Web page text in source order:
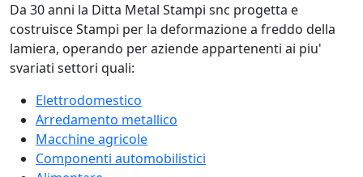
Da 30 anni la Ditta Metal Stampi snc progetta e
costruisce Stampi per la deformazione a freddo della
lamiera, operando per aziende appartenenti ai piu'
svariati settori quali:
Elettrodomestico
Arredamento metallico
Macchine agricole
Componenti automobilistici